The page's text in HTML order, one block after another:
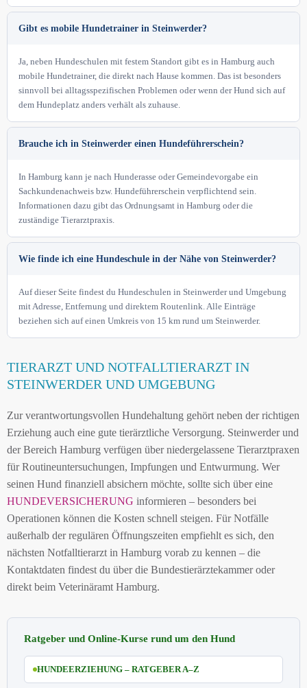
Gibt es mobile Hundetrainer in Steinwerder?
Ja, neben Hundeschulen mit festem Standort gibt es in Hamburg auch
mobile Hundetrainer, die direkt nach Hause kommen. Das ist besonders
sinnvoll bei alltagsspezifischen Problemen oder wenn der Hund sich auf
dem Hundeplatz anders verhält als zuhause.
Brauche ich in Steinwerder einen Hundeführerschein?
In Hamburg kann je nach Hunderasse oder Gemeindevorgabe ein
Sachkundenachweis bzw. Hundeführerschein verpflichtend sein.
Informationen dazu gibt das Ordnungsamt in Hamburg oder die
zuständige Tierarztpraxis.
Wie finde ich eine Hundeschule in der Nähe von Steinwerder?
Auf dieser Seite findest du Hundeschulen in Steinwerder und Umgebung
mit Adresse, Entfernung und direktem Routenlink. Alle Einträge
beziehen sich auf einen Umkreis von 15 km rund um Steinwerder.
TIERARZT UND NOTFALLTIERARZT IN
STEINWERDER UND UMGEBUNG
Zur verantwortungsvollen Hundehaltung gehört neben der richtigen
Erziehung auch eine gute tierärztliche Versorgung. Steinwerder und
der Bereich Hamburg verfügen über niedergelassene Tierarztpraxen
für Routineuntersuchungen, Impfungen und Entwurmung. Wer
seinen Hund finanziell absichern möchte, sollte sich über eine
HUNDEVERSICHERUNG informieren – besonders bei
Operationen können die Kosten schnell steigen. Für Notfälle
außerhalb der regulären Öffnungszeiten empfiehlt es sich, den
nächsten Notfalltierarzt in Hamburg vorab zu kennen – die
Kontaktdaten findest du über die Bundestierärztekammer oder
direkt beim Veterinäramt Hamburg.
Ratgeber und Online-Kurse rund um den Hund
HUNDEERZIEHUNG – RATGEBER A–Z